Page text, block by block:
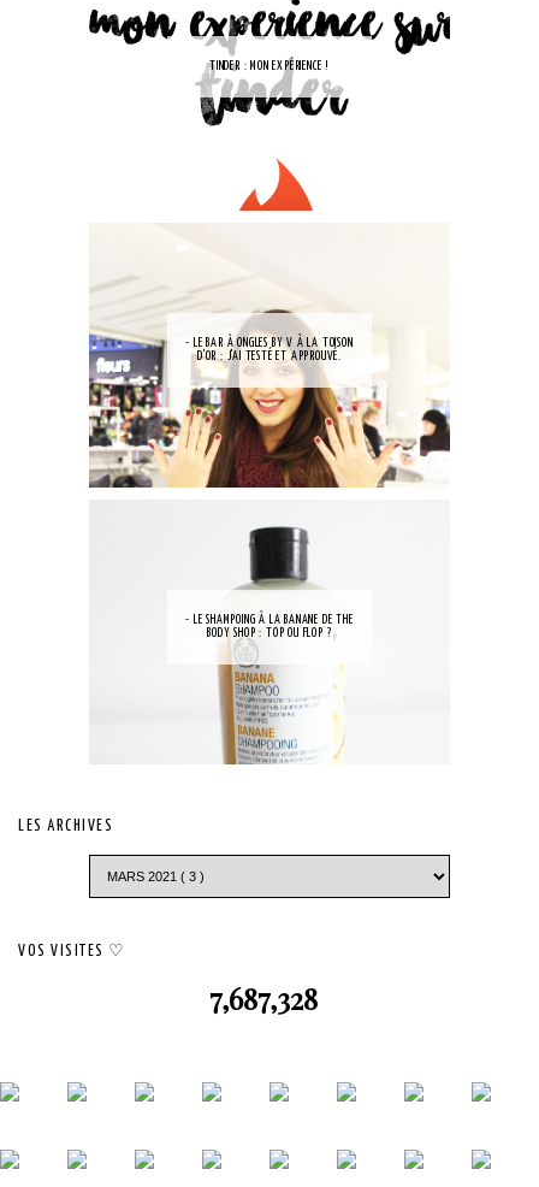
TINDER : MON EXPÉRIENCE !
- LE BAR À ONGLES BY V À LA TOISON
D'OR : J'AI TESTÉ ET APPROUVÉ.
- LE SHAMPOING À LA BANANE DE THE
BODY SHOP : TOP OU FLOP ?
LES ARCHIVES
VOS VISITES ♡
7,687,328